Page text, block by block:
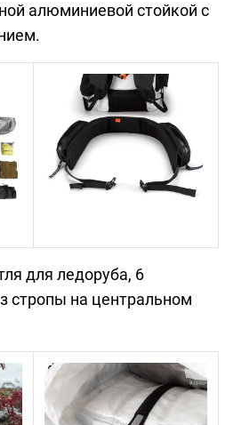
алюминиевой стойкой с
для ледоруба, 6
стропы на центральном